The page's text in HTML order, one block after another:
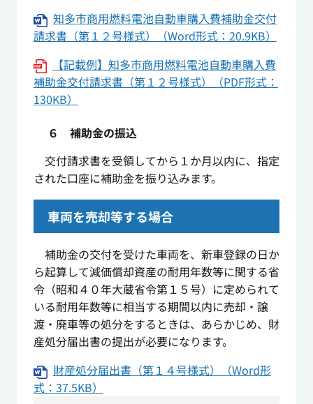
知多市商用燃料電池自動車購入費補助金交付
請求書（第１２号様式）（Word形式：20.9KB）
【記載例】知多市商用燃料電池自動車購入費
補助金交付請求書（第１２号様式）（PDF形式：
130KB）
６ 補助金の振込
交付請求書を受領してから１か月以内に、指定
された口座に補助金を振り込みます。
車両を売却等する場合
補助金の交付を受けた車両を、新車登録の日か
ら起算して減価償却資産の耐用年数等に関する省
令（昭和４０年大蔵省令第１５号）に定められて
いる耐用年数等に相当する期間以内に売却・譲
渡・廃車等の処分をするときは、あらかじめ、財
産処分届出書の提出が必要になります。
財産処分届出書（第１４号様式）（Word形
式：37.5KB）